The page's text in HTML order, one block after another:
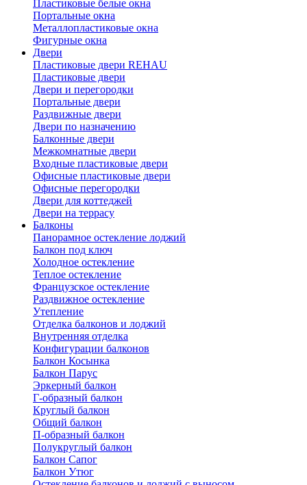
Пластиковые белые окна
Портальные окна
Металлопластиковые окна
Фигурные окна
Двери
Пластиковые двери REHAU
Пластиковые двери
Двери и перегородки
Портальные двери
Раздвижные двери
Двери по назначению
Балконные двери
Межкомнатные двери
Входные пластиковые двери
Офисные пластиковые двери
Офисные перегородки
Двери для коттеджей
Двери на террасу
Балконы
Панорамное остекление лоджий
Балкон под ключ
Холодное остекление
Теплое остекление
Французское остекление
Раздвижное остекление
Утепление
Отделка балконов и лоджий
Внутренняя отделка
Конфигурации балконов
Балкон Косынка
Балкон Парус
Эркерный балкон
Г-образный балкон
Круглый балкон
Общий балкон
П-образный балкон
Полукруглый балкон
Балкон Сапог
Балкон Утюг